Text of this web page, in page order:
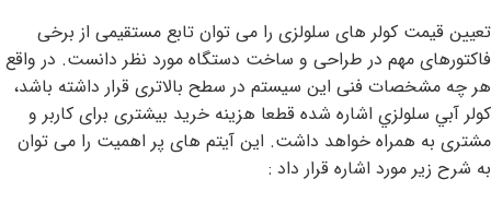
تعیین قیمت کولر های سلولزی را می توان تابع مستقیمی از برخی
فاکتورهای مهم در طراحی و ساخت دستگاه مورد نظر دانست. در واقع
هر چه مشخصات فنی این سیستم در سطح بالاتری قرار داشته باشد،
كولر آبي سلولزي اشاره شده قطعا هزینه خرید بیشتری برای کاربر و
مشتری به همراه خواهد داشت. این آیتم های پر اهمیت را می توان
به شرح زیر مورد اشاره قرار داد :